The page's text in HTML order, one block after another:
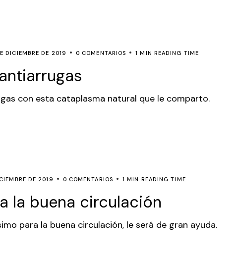
DICIEMBRE DE 2019 0 COMENTARIOS 1 MIN READING TIME
con esta cataplasma natural que le comparto.
DE 2019 0 COMENTARIOS 1 MIN READING TIME
la buena circulación
para la buena circulación, le será de gran ayuda.